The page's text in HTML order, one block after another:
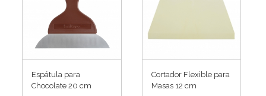
Espátula para
Chocolate 20 cm
Cortador Flexible para
Masas 12 cm